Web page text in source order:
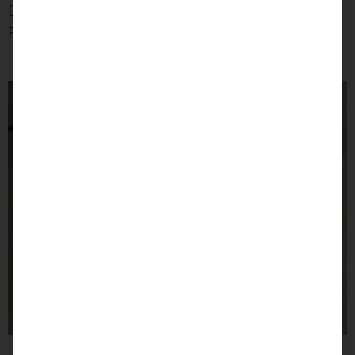
Das bringt mich schon zu meinem nächsten
Punkt.